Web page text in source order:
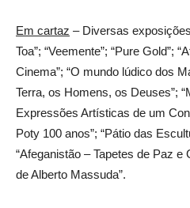
Em cartaz – Diversas
Toa”; “Veemente”; “Pure Gold”;
Cinema”; “O mundo lúdico dos
Terra, os Homens, os Deuses”;
Expressões Artísticas de um
Poty 100 anos”; “Pátio das
“Afeganistão – Tapetes de Paz e
de Alberto Massuda”.